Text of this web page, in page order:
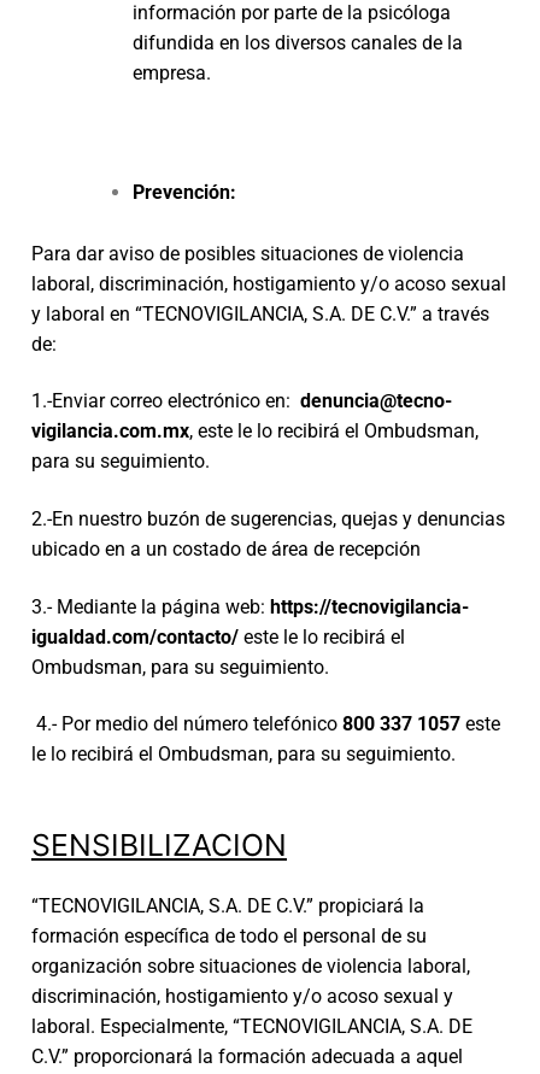
información por parte de la psicóloga
difundida en los diversos canales de la
empresa.
Prevención:
Para dar aviso de posibles situaciones de violencia
laboral, discriminación, hostigamiento y/o acoso sexual
y laboral en “TECNOVIGILANCIA, S.A. DE C.V.” a través
de:
1.-Enviar correo electrónico en: denuncia@tecno-
vigilancia.com.mx, este le lo recibirá el Ombudsman,
para su seguimiento.
2.-En nuestro buzón de sugerencias, quejas y denuncias
ubicado en a un costado de área de recepción
3.- Mediante la página web: https://tecnovigilancia-
igualdad.com/contacto/ este le lo recibirá el
Ombudsman, para su seguimiento.
4.- Por medio del número telefónico 800 337 1057 este
le lo recibirá el Ombudsman, para su seguimiento.
SENSIBILIZACION
“TECNOVIGILANCIA, S.A. DE C.V.” propiciará la
formación específica de todo el personal de su
organización sobre situaciones de violencia laboral,
discriminación, hostigamiento y/o acoso sexual y
laboral. Especialmente, “TECNOVIGILANCIA, S.A. DE
C.V.” proporcionará la formación adecuada a aquel